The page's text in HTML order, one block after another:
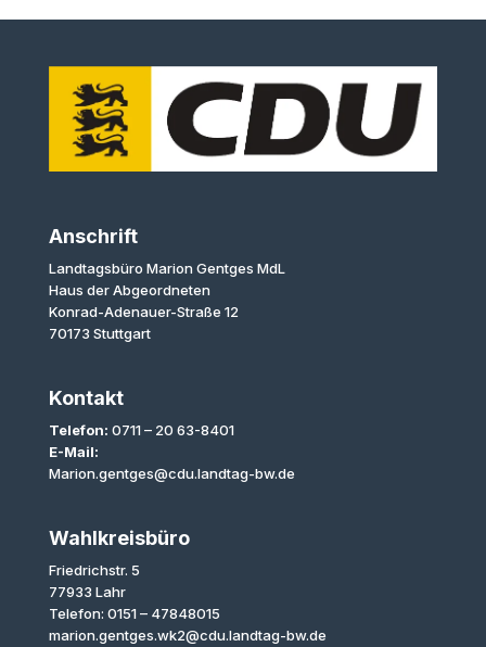
Anschrift
Landtagsbüro Marion Gentges MdL
Haus der Abgeordneten
Konrad-Adenauer-Straße 12
70173 Stuttgart
Kontakt
Telefon: 0711 – 20 63-8401
E-Mail:
Marion.gentges@cdu.landtag-bw.de
Wahlkreisbüro
Friedrichstr. 5
77933 Lahr
Telefon: 0151 – 47848015
marion.gentges.wk2@cdu.landtag-bw.de